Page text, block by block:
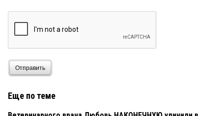
Отправить
Еще по теме